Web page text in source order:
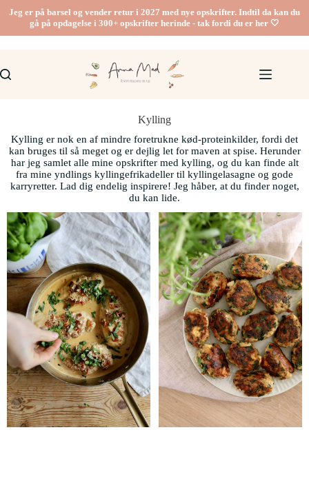
Jeg er på barsel og vender retur i 2027 med nye opskrifter. Indtil da kan du
gå på opdagelse i 300+ opskrifter herinde - tak fordi du er her 🤍
Kylling
Kylling er nok en af mindre foretrukne kød-proteinkilder, fordi det
kan bruges til så meget og er dejlig let for maven at spise. Herunder
har jeg samlet alle mine opskrifter med kylling, og du kan finde alt
fra mine yndlings kyllingefrikadeller til kyllingelasagne og gode
karryretter. Lad dig endelig inspirere! Jeg håber, at du finder noget,
du kan lide.